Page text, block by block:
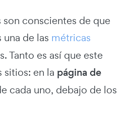
conscientes de que
una de las métricas
Tanto es así que este
sitios: en la página de
cada uno, debajo de los